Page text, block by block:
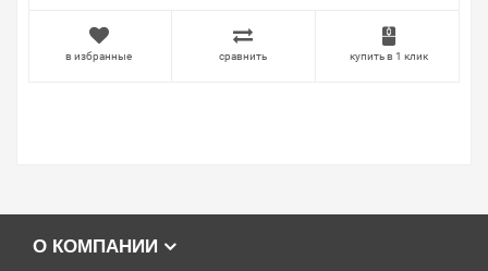
в избранные сравнить купить в 1 клик
О КОМПАНИИ